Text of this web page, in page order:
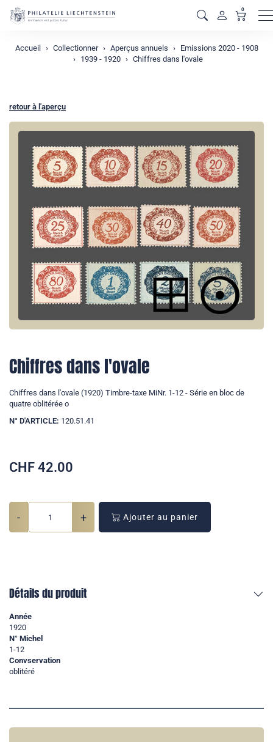
0
Accueil Collectionner Aperçus annuels
Emissions 2020 - 1908
1939 - 1920
Chiffres dans l'ovale
retour à l'aperçu
Chiffres dans l'ovale
Chiffres dans l'ovale (1920) Timbre-taxe MiNr. 1-12 - Série en bloc de
quatre oblitérée o
N° D'ARTICLE: 120.51.41
CHF 42.00
- + Ajouter au panier
Détails du produit
Année
1920
N° Michel
1-12
Convservation
oblitéré